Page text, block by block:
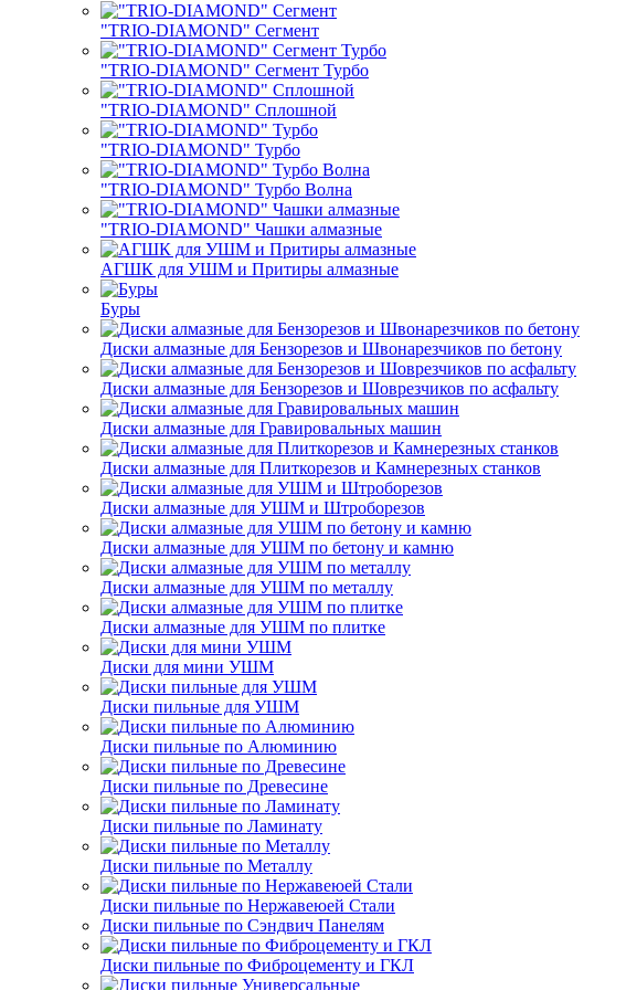
"TRIO-DIAMOND" Сегмент
"TRIO-DIAMOND" Сегмент Турбо
"TRIO-DIAMOND" Сплошной
"TRIO-DIAMOND" Турбо
"TRIO-DIAMOND" Турбо Волна
"TRIO-DIAMOND" Чашки алмазные
АГШК для УШМ и Притиры алмазные
Буры
Диски алмазные для Бензорезов и Швонарезчиков по бетону
Диски алмазные для Бензорезов и Шоврезчиков по асфальту
Диски алмазные для Гравировальных машин
Диски алмазные для Плиткорезов и Камнерезных станков
Диски алмазные для УШМ и Штроборезов
Диски алмазные для УШМ по бетону и камню
Диски алмазные для УШМ по металлу
Диски алмазные для УШМ по плитке
Диски для мини УШМ
Диски пильные для УШМ
Диски пильные по Алюминию
Диски пильные по Древесине
Диски пильные по Ламинату
Диски пильные по Металлу
Диски пильные по Нержавеюей Стали
Диски пильные по Сэндвич Панелям
Диски пильные по Фиброцементу и ГКЛ